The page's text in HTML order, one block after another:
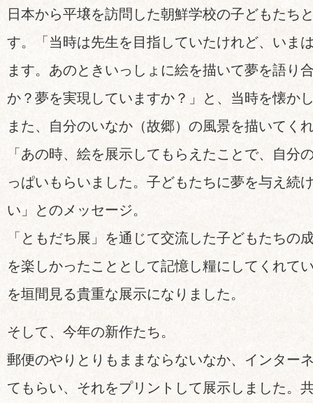
日本から平壌を訪問した朝鮮学校の子どもたち
す。「当時は先生を目指していたけれど、いま
ます。あのときいっしょに絵を描いて夢を語り
か？夢を実現していますか？」と、当時を懐か
また、自分のいなか（故郷）の風景を描いてく
「あの時、絵を展示してもらえたことで、自分
っぱいもらいました。子どもたちに夢を与え続
い」とのメッセージ。
「ともだち展」を通じて交流した子どもたちの
を楽しかったこととして記憶し糧にしてくれて
を垣間見る貴重な展示になりました。
そして、今年の新作たち。
郵便のやりとりもままならないなか、インター
てもらい、それをプリントして展示しました。